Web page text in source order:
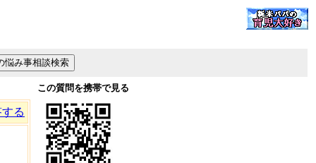
る
この質問を携帯で見る